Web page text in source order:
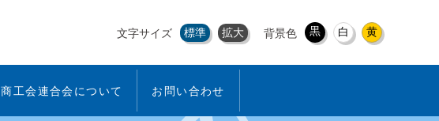
文字サイズ 標準 拡大 背景色 黒 白 黄
商工会連合会について お問い合わせ